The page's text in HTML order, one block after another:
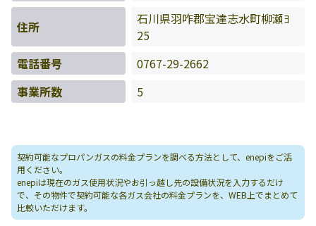
住所
石川県羽咋郡宝達志水町柳瀬ﾖ
25
電話番号
0767-29-2662
事業所数
5
契約可能なプロパンガスの料金プランを調べる方法として、enepiをご活
用ください。
enepiは現在のガス使用状況やお引っ越し先の設備状況を入力するだけ
で、その物件で契約可能な各ガス会社の料金プランを、WEB上でまとめて
比較いただけます。